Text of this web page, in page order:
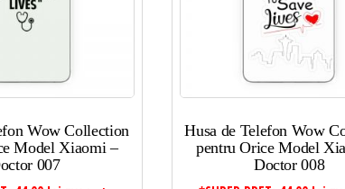
Wow Collection
Model Xiaomi –
007
Husa de Telefon Wow
pentru Orice Model
Doctor 008